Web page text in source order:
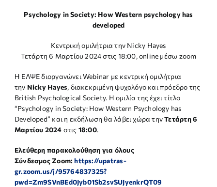
Psychology in Society: How Western psychology has
developed
Κεντρική ομιλήτρια την Nicky Hayes
Τετάρτη 6 Μαρτίου 2024 στις 18:00, online μέσω zoom
Η ΕΛΨΕ διοργανώνει Webinar με κεντρική ομιλήτρια
την Nicky Hayes, διακεκριμένη ψυχολόγο και πρόεδρο της
British Psychological Society. Η ομιλία της έχει τίτλο
“Psychology in Society: How Western Psychology has
Developed” και η εκδήλωση θα λάβει χώρα τηνΤετάρτη 6
Μαρτίου 2024 στις 18:00.
Ελεύθερη παρακολούθηση για όλους
ΣύνδεσμοςZoom:https://upatras-
gr.zoom.us/j/95764837325?
pwd=Zm9SVnBEd0Jyb01Sb2svSUJyenkrQT09